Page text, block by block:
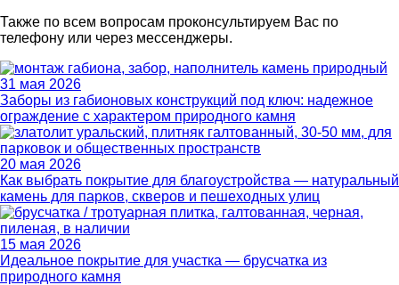
Также по всем вопросам проконсультируем Вас по
телефону или через мессенджеры.
31 мая 2026
Заборы из габионовых конструкций под ключ: надежное
ограждение с характером природного камня
20 мая 2026
Как выбрать покрытие для благоустройства — натуральный
камень для парков, скверов и пешеходных улиц
15 мая 2026
Идеальное покрытие для участка — брусчатка из
природного камня